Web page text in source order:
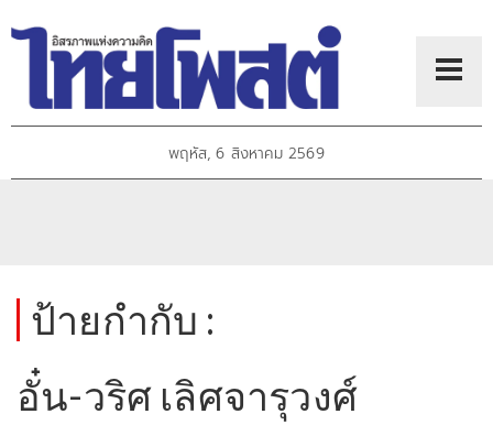
พฤหัส, 6 สิงหาคม 2569
ป้ายกำกับ :
อั๋น-วริศ เลิศจารุวงศ์